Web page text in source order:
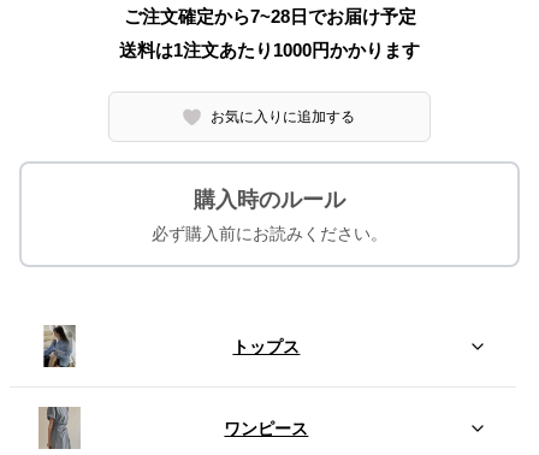
ご注文確定から7~28日でお届け予定
送料は1注文あたり 1000円かかります
お気に入りに追加する
購入時のルール
必ず購入前にお読みください。
トップス
ワンピース